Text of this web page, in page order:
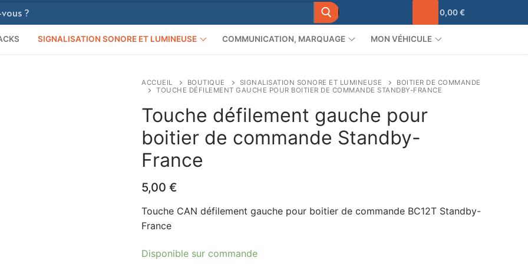
0,00€
SIGNALISATION SONORE ET LUMINEUSE COMMUNICATION, MARQUAGE MON VÉHICULE
ACCUEIL BOUTIQUE SIGNALISATION SONORE ET LUMINEUSE
BOITIER DE COMMANDE
TOUCHE DÉFILEMENT GAUCHE POUR BOITIER DE COMMANDE STANDBY-FRANCE
Touche défilement gauche pour
boitier de commande Standby-
France
5,00 €
Touche CAN défilement gauche pour boitier de commande BC12T Standby-
France
Disponible sur commande